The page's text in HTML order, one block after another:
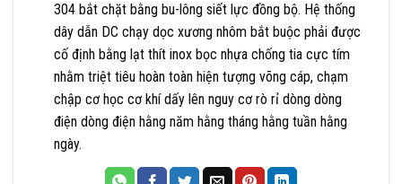
304 bắt chặt bằng bu-lông siết lực đồng bộ. Hệ thống
dây dẫn DC chạy dọc xương nhôm bắt buộc phải được
cố định bằng lạt thít inox bọc nhựa chống tia cực tím
nhằm triệt tiêu hoàn toàn hiện tượng võng cáp, chạm
chập cơ học cơ khí dấy lên nguy cơ rò rỉ dòng dòng
điện dòng điện hằng năm hằng tháng hằng tuần hằng
ngày.